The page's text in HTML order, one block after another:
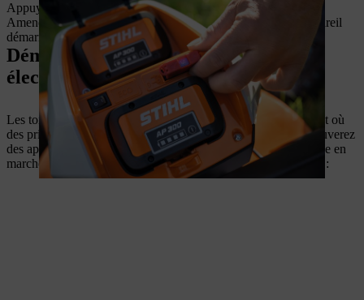
Appuyez sur le bouton de démarrage et maintenez-le enfoncé.
Amenez l’arceau de coupure du moteur vers le guidon ; l’appareil
démarre.
Démarrage d'une tondeuse à gazon
électrique
Les tondeuses à gazon électriques peuvent être utilisées partout où
des prises électriques sont disponibles. Chez STIHL, vous trouverez
des appareils adaptés aux petites et moyennes surfaces. La mise en
marche d’une tondeuse électrique est un véritable jeu d’enfant :